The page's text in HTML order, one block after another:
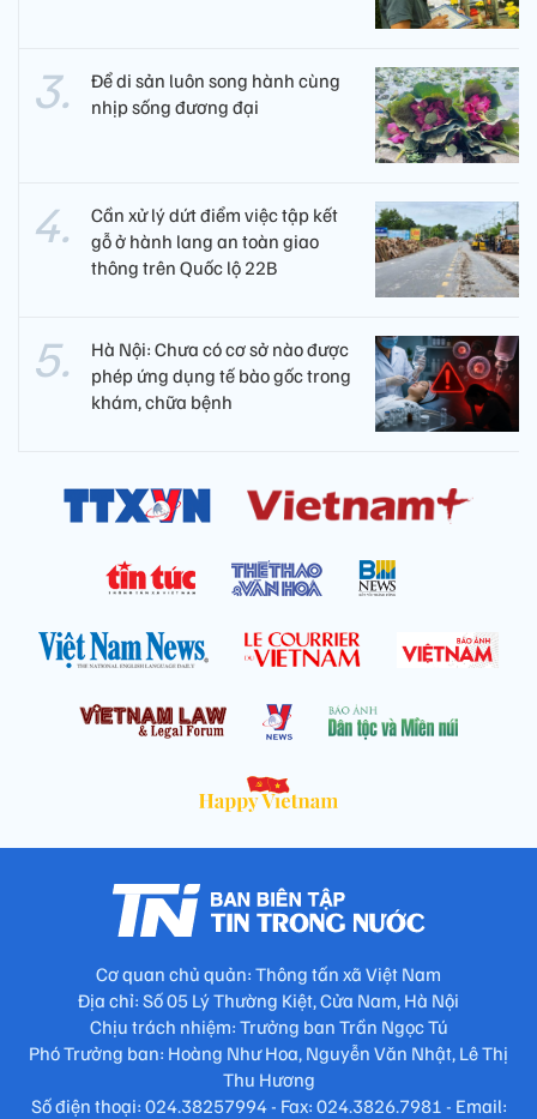
Để di sản luôn song hành cùng
nhịp sống đương đại
Cần xử lý dứt điểm việc tập kết
gỗ ở hành lang an toàn giao
thông trên Quốc lộ 22B
Hà Nội: Chưa có cơ sở nào được
phép ứng dụng tế bào gốc trong
khám, chữa bệnh
Cơ quan chủ quản: Thông tấn xã Việt Nam
Địa chỉ: Số 05 Lý Thường Kiệt, Cửa Nam, Hà Nội
Chịu trách nhiệm: Trưởng ban Trần Ngọc Tú
Phó Trưởng ban: Hoàng Như Hoa, Nguyễn Văn Nhật, Lê Thị
Thu Hương
Số điện thoại: 024.38257994 - Fax: 024.3826.7981 - Email: